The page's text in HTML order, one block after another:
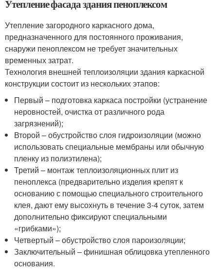
Утепление фасада здания пеноплексом
Утепление загородного каркасного дома,
предназначенного для постоянного проживания,
снаружи пеноплексом не требует значительных
временных затрат.
Технология внешней теплоизоляции здания каркасной
конструкции состоит из нескольких этапов:
Первый – подготовка каркаса постройки (устранение
неровностей, очистка от различного рода
загрязнений);
Второй – обустройство слоя гидроизоляции (можно
использовать специальные мембраны или обычную
пленку из полиэтилена);
Третий – монтаж теплоизоляционных плит из
пеноплекса (предварительно изделия крепят к
основанию с помощью специального строительного
клея, дают ему высохнуть в течение 3-4 суток, затем
дополнительно фиксируют специальными
«грибками»);
Четвертый – обустройство слоя пароизоляции;
Заключительный – финишная облицовка утепленного
основания.